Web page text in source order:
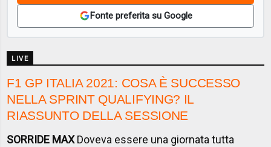
Fonte preferita su Google
LIVE
F1 GP ITALIA 2021: COSA È SUCCESSO
NELLA SPRINT QUALIFYING? IL
RIASSUNTO DELLA SESSIONE
SORRIDE MAXDoveva essere una giornata tutta